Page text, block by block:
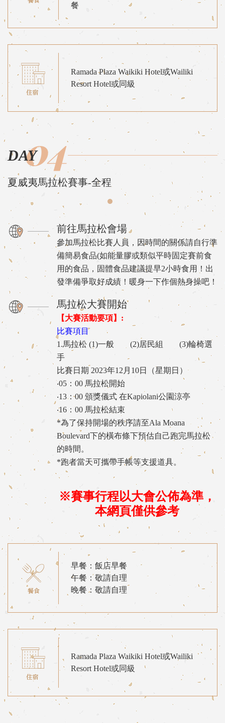
餐
Ramada Plaza Waikiki Hotel或Wailiki
Resort Hotel或同級
DAY04
夏威夷馬拉松賽事-全程
前往馬拉松會場
參加馬拉松比賽人員，因時間的關係請自行準
備簡易食品(如能量膠或類似平時固定賽前食
用的食品，固體食品建議提早2小時食用！出
發準備爭取好成績！暖身一下作個熱身操吧！
馬拉松大賽開始
【大賽活動要項】:
比賽項目
1.馬拉松 (1)一般 (2)居民組 (3)輪椅選
手
比賽日期 2023年12月10日（星期日）
‧05：00 馬拉松開始
‧13：00 頒獎儀式 在Kapiolani公園涼亭
‧16：00 馬拉松結束
*為了保持開場的秩序請至Ala Moana
Boulevard下的橫布條下預估自己跑完馬拉松
的時間。
*跑者當天可攜帶手帳等支援道具。
※賽事行程以大會公佈為準，
本網頁僅供參考
早餐：飯店早餐
午餐：敬請自理
晚餐：敬請自理
Ramada Plaza Waikiki Hotel或Wailiki
Resort Hotel或同級